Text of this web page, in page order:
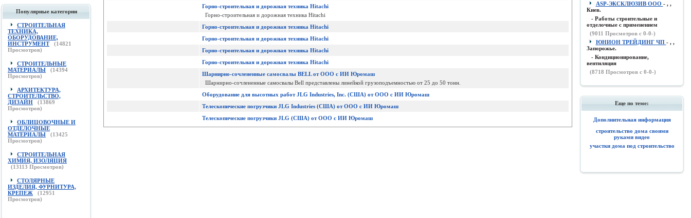
Популярные категории
СТРОИТЕЛЬНАЯ
ТЕХНИКА,
ОБОРУДОВАНИЕ,
ИНСТРУМЕНТ
(14821
Просмотров)
СТРОИТЕЛЬНЫЕ
МАТЕРИАЛЫ
(14394
Просмотров)
АРХИТЕКТУРА,
СТРОИТЕЛЬСТВО,
ДИЗАЙН
(13869
Просмотров)
ОБЛИЦОВОЧНЫЕ И
ОТДЕЛОЧНЫЕ
МАТЕРИАЛЫ
(13425
Просмотров)
СТРОИТЕЛЬНАЯ
ХИМИЯ, ИЗОЛЯЦИЯ
(13113 Просмотров)
СТОЛЯРНЫЕ
ИЗДЕЛИЯ, ФУРНИТУРА,
КРЕПЕЖ
(12951
Просмотров)
Горно-строительная и дорожная техника Hitachi
Горно-строительная и дорожная техника Hitachi
Горно-строительная и дорожная техника Hitachi
Горно-строительная и дорожная техника Hitachi
Горно-строительная и дорожная техника Hitachi
Горно-строительная и дорожная техника Hitachi
Шарнирно-сочлененные самосвалы BELL от ООО с ИИ Юромаш
Шарнирно-сочлененные самосвалы Bell представлены линейкой грузоподъемностью от 25 до 50 тонн.
Оборудование для высотных работ JLG Industries, Inc. (США) от ООО с ИИ Юромаш
Телескопические погрузчики JLG Industries (США) от ООО с ИИ Юромаш
Телескопические погрузчики JLG (США) от ООО с ИИ Юромаш
ASP-ЭКСКЛЮЗИВ ООО - , ,
Киев.
- Работы строительные и
отделочные с применением
(9011 Просмотров с 0-0-)
ЮНИОН ТРЕЙДИНГ ЧП - , ,
Запорожье.
- Кондиционирование,
вентиляция
(8718 Просмотров с 0-0-)
Еще по теме:
Дополнительная информация
строительство дома своими
руками видео
участки дома под строительство